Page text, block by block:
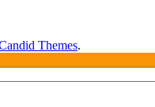
Themes.